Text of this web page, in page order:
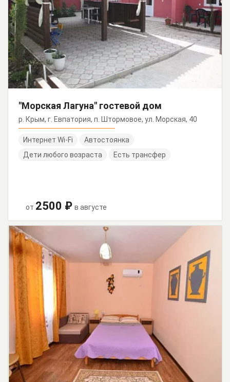
"Морская Лагуна" гостевой дом
р. Крым, г. Евпатория, п. Штормовое, ул. Морская, 40
Интернет Wi-Fi
Автостоянка
Дети любого возраста
Есть трансфер
от 2500 ₽ в августе